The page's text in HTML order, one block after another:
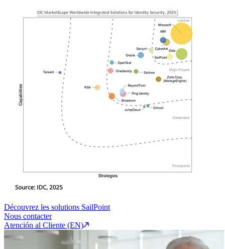
Découvrez les solutions SailPoint
Nous contacter
Atención al Cliente (EN)